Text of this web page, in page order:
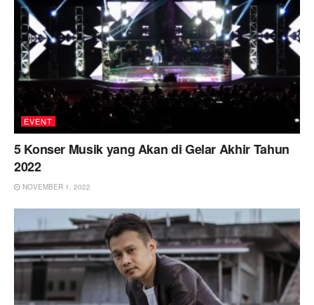
EVENT
5 Konser Musik yang Akan di Gelar Akhir Tahun
2022
NOVEMBER 1, 2022